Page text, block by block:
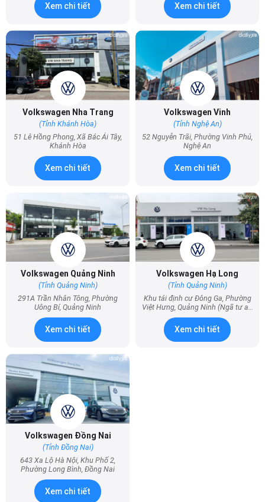
Xem chi tiết Xem chi tiết
Volkswagen Nha Trang
(Tỉnh Khánh Hòa)
51 Lê Hồng Phong, Xã Bác Ái Tây,
Khánh Hòa
Xem chi tiết
Volkswagen Vinh
(Tỉnh Nghệ An)
52 Nguyễn Trãi, Phường Vinh Phú,
Nghệ An
Xem chi tiết
Volkswagen Quảng Ninh
(Tỉnh Quảng Ninh)
291A Trần Nhân Tông, Phường
Uông Bí, Quảng Ninh
Xem chi tiết
Volkswagen Hạ Long
(Tỉnh Quảng Ninh)
Khu tái định cư Đông Ga, Phường
Việt Hưng, Quảng Ninh (Ngã tư ao
cá)
Xem chi tiết
Volkswagen Đồng Nai
(Tỉnh Đồng Nai)
643 Xa Lộ Hà Nội, Khu Phố 2,
Phường Long Bình, Đồng Nai
Xem chi tiết